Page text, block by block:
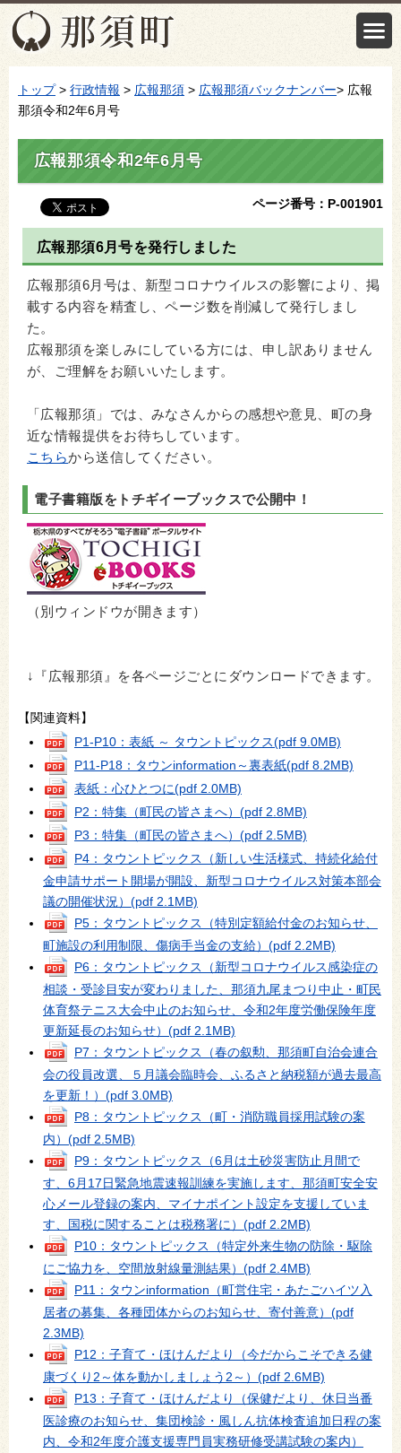
トップ> 行政情報 > 広報那須 > 広報那須バックナンバー> 広報
那須令和2年6月号
広報那須令和2年6月号
ページ番号：P-001901
広報那須6月号を発行しました
広報那須6月号は、新型コロナウイルスの影響により、掲
載する内容を精査し、ページ数を削減して発行しまし
た。
広報那須を楽しみにしている方には、申し訳ありません
が、ご理解をお願いいたします。
「広報那須」では、みなさんからの感想や意見、町の身
近な情報提供をお待ちしています。
こちらから送信してください。
電子書籍版をトチギイーブックスで公開中！
（別ウィンドウが開きます）
↓『広報那須』を各ページごとにダウンロードできます。
【関連資料】
P1-P10：表紙 ～ タウントピックス(pdf 9.0MB)
P11‐P18：タウンinformation～裏表紙(pdf 8.2MB)
表紙：心ひとつに(pdf 2.0MB)
P2：特集（町民の皆さまへ） (pdf 2.8MB)
P3：特集（町民の皆さまへ） (pdf 2.5MB)
P4：タウントピックス（新しい生活様式、持続化給付
金申請サポート開場が開設、新型コロナウイルス対策本部会
議の開催状況） (pdf 2.1MB)
P5：タウントピックス（特別定額給付金のお知らせ、
町施設の利用制限、傷病手当金の支給） (pdf 2.2MB)
P6：タウントピックス（新型コロナウイルス感染症の
相談・受診目安が変わりました、那須九尾まつり中止・町民
体育祭テニス大会中止のお知らせ、令和2年度労働保険年度
更新延長のお知らせ） (pdf 2.1MB)
P7：タウントピックス（春の叙勲、那須町自治会連合
会の役員改選、５月議会臨時会、ふるさと納税額が過去最高
を更新！） (pdf 3.0MB)
P8：タウントピックス（町・消防職員採用試験の案
内） (pdf 2.5MB)
P9：タウントピックス（6月は土砂災害防止月間で
す、6月17日緊急地震速報訓練を実施します、那須町安全安
心メール登録の案内、マイナポイント設定を支援していま
す、国税に関することは税務署に） (pdf 2.2MB)
P10：タウントピックス（特定外来生物の防除・駆除
にご協力を、空間放射線量測結果） (pdf 2.4MB)
P11：タウンinformation（町営住宅・あたごハイツ入
居者の募集、各種団体からのお知らせ、寄付善意） (pdf
2.3MB)
P12：子育て・ほけんだより（今だからこそできる健
康づくり2～体を動かしましょう2～） (pdf 2.6MB)
P13：子育て・ほけんだより（保健だより、休日当番
医診療のお知らせ、集団検診・風しん抗体検査追加日程の案
内、令和2年度介護支援専門員実務研修受講試験の案内）